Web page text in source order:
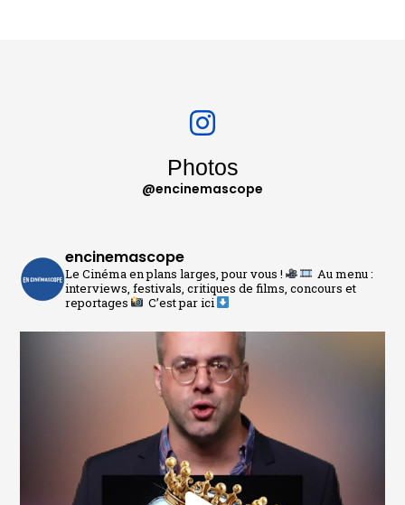
Photos
@encinemascope
encinemascope
Le Cinéma en plans larges, pour vous !
Au menu :
interviews, festivals, critiques de films, concours et
reportages
C’est par ici